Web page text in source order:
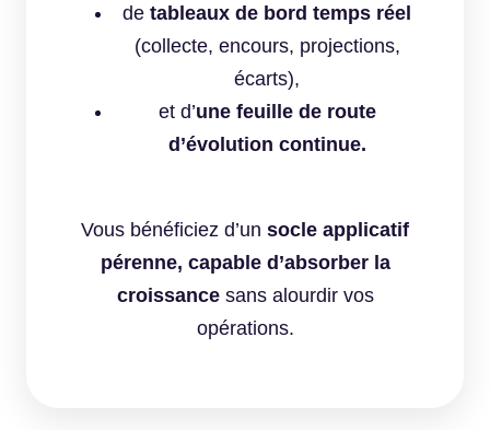
de tableaux de bord temps réel
(collecte, encours, projections,
écarts),
et d’une feuille de route
d’évolution continue.
Vous bénéficiez d’un socle applicatif
pérenne, capable d’absorber la
croissancesans alourdir vos
opérations.